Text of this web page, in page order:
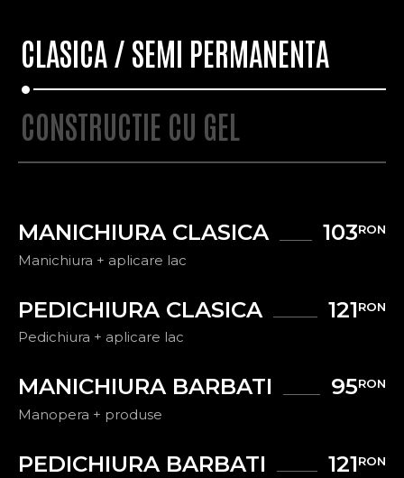
CLASICA / SEMI PERMANENTA
CONSTRUCTIE CU GEL
MANICHIURA CLASICA 103RON
Manichiura + aplicare lac
PEDICHIURA CLASICA 121RON
Pedichiura + aplicare lac
MANICHIURA BARBATI 95RON
Manopera + produse
PEDICHIURA BARBATI 121RON